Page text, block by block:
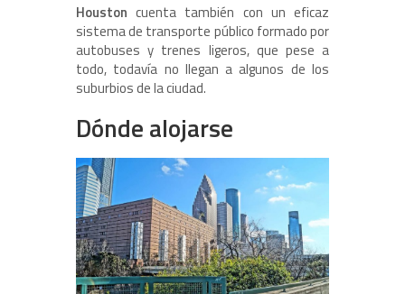
Houstoncuenta también con un eficaz
sistema de transporte público formado por
autobuses y trenes ligeros, que pese a
todo, todavía no llegan a algunos de los
suburbios de la ciudad.
Dónde alojarse